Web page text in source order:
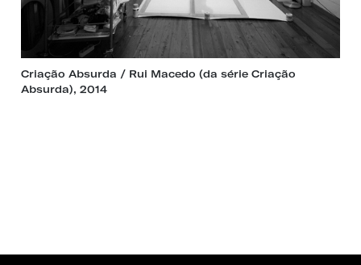
Criação Absurda / Rui Macedo (da série Criação
Absurda), 2014